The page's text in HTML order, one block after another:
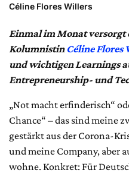
Céline Flores Willers
Einmal im Monat versorgt
KolumnistinCéline Flores
und wichtigen Learnings
Entrepreneurship- und
„Not macht erfinderisch“
Chance“ – das sind meine
gestärkt aus der Corona-
und meine Company, aber
wohne. Konkret: Für